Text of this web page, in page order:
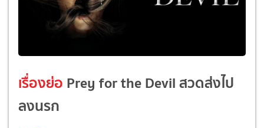
เรื่องย่อ Prey for the Devil สวดส่งไป
ลงนรก